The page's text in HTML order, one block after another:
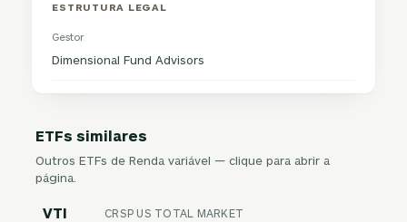
ESTRUTURA LEGAL
Gestor
Dimensional Fund Advisors
ETFs similares
Outros ETFs de Renda variável — clique para abrir a
página.
VTI CRSP US TOTAL MARKET